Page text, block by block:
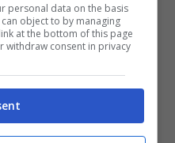
personal data on the basis
object to by managing
at the bottom of this page
withdraw consent in privacy